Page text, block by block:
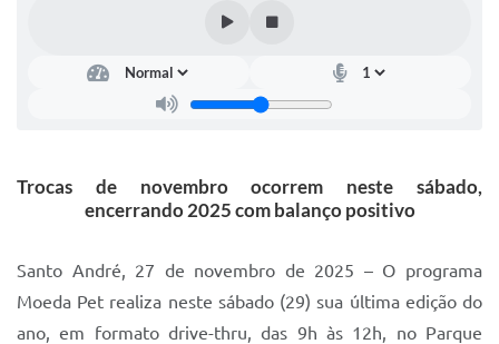
Legislação
Lei de acesso à informação
Mobilidade Urbana Sustentável
Parque Escola
Trocas de novembro ocorrem neste sábado,
encerrando 2025 com balanço positivo
Santo André, 27 de novembro de 2025 – O programa
Moeda Pet realiza neste sábado (29) sua última edição do
ano, em formato drive-thru, das 9h às 12h, no Parque